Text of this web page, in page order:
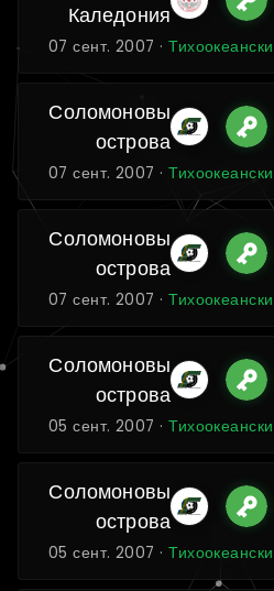
Каледония
07 сент. 2007 ·
Соломоновы
острова
07 сент. 2007 ·
Соломоновы
острова
07 сент. 2007 ·
Соломоновы
острова
05 сент. 2007 ·
Соломоновы
острова
05 сент. 2007 ·